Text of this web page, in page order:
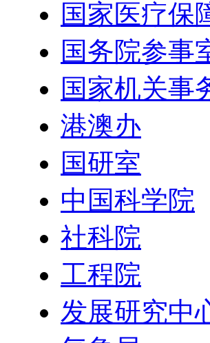
国家医疗保
国务院参事
国家机关事
港澳办
国研室
中国科学院
社科院
工程院
发展研究中